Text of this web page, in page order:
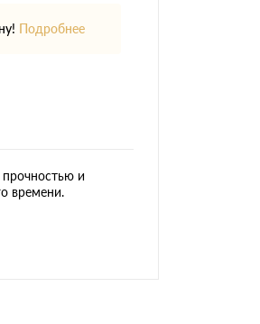
Подробнее
и
времени.